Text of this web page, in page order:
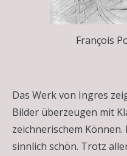
François
Das Werk von Ingres
Bilder überzeugen mit
zeichnerischem
sinnlich schön. Trotz